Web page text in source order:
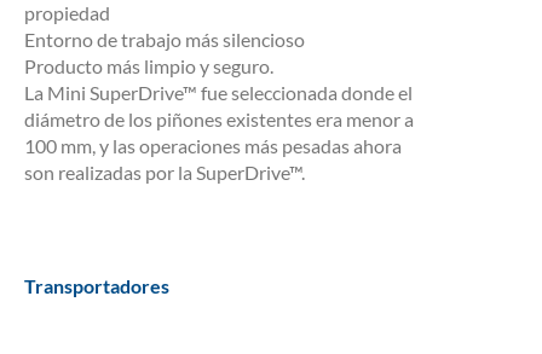
propiedad
Entorno de trabajo más silencioso
Producto más limpio y seguro.
La Mini SuperDrive™ fue seleccionada donde el
diámetro de los piñones existentes era menor a
100 mm, y las operaciones más pesadas ahora
son realizadas por la SuperDrive™.
Transportadores